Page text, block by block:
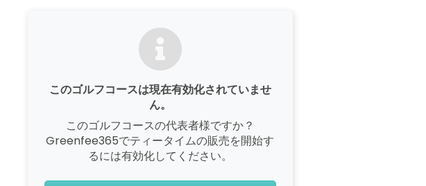
このゴルフコースは現在有効化されていませ
ん。
このゴルフコースの代表者様ですか？
Greenfee365でティータイムの販売を開始す
るには有効化してください。